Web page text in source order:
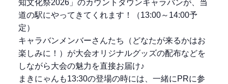
知文化祭2026」のカウントダウンキャラバンが、当
道の駅にやってきてくれます！（13:00～14:00予
定）
キャラバンメンバーさんたち（どなたが来るかはお
楽しみに！）が大会オリジナルグッズの配布などを
しながら大会の魅力を直接お届け♪
まきにゃんも13:30の登場の時には、一緒にPRに参